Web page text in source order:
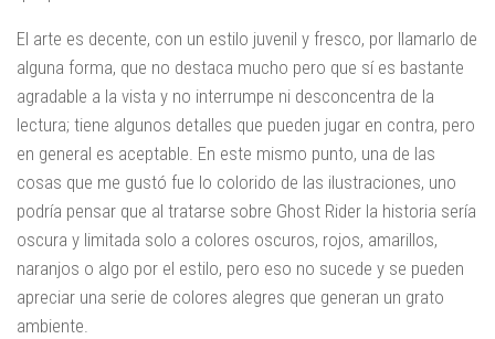
El arte es decente, con un estilo juvenil y fresco, por llamarlo de
alguna forma, que no destaca mucho pero que sí es bastante
agradable a la vista y no interrumpe ni desconcentra de la
lectura; tiene algunos detalles que pueden jugar en contra, pero
en general es aceptable. En este mismo punto, una de las
cosas que me gustó fue lo colorido de las ilustraciones, uno
podría pensar que al tratarse sobre Ghost Rider la historia sería
oscura y limitada solo a colores oscuros, rojos, amarillos,
naranjos o algo por el estilo, pero eso no sucede y se pueden
apreciar una serie de colores alegres que generan un grato
ambiente.